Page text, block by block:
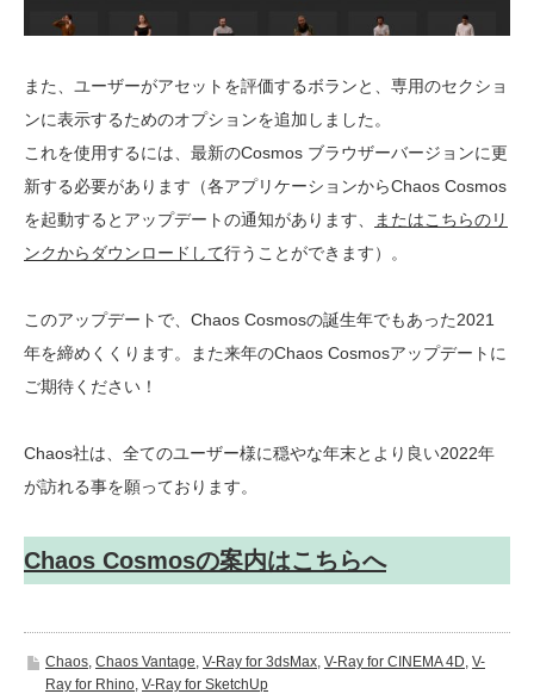
また、ユーザーがアセットを評価するボランと、専用のセクショ
ンに表示するためのオプションを追加しました。
これを使用するには、最新のCosmos ブラウザーバージョンに更
新する必要があります（各アプリケーションからChaos Cosmos
を起動するとアップデートの通知があります、
またはこちらのリ
ンクからダウンロードして行うことができます）。
このアップデートで、Chaos Cosmosの誕生年でもあった2021
年を締めくくります。また来年のChaos Cosmosアップデートに
ご期待ください！
Chaos社は、全てのユーザー様に穏やな年末とより良い2022年
が訪れる事を願っております。
Chaos Cosmosの案内はこちらへ
Chaos Chaos Vantage V-Ray for 3dsMax V-Ray for CINEMA 4D V-
Ray for Rhino V-Ray for SketchUp